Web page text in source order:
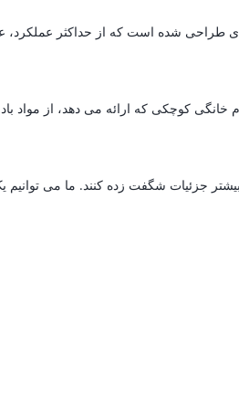
ای طراحی شده است که از حداکثر عملکرد،
کوچکی که ارائه می دهد، از مواد
جزئیات شگفت زده کنند. ما می توانیم